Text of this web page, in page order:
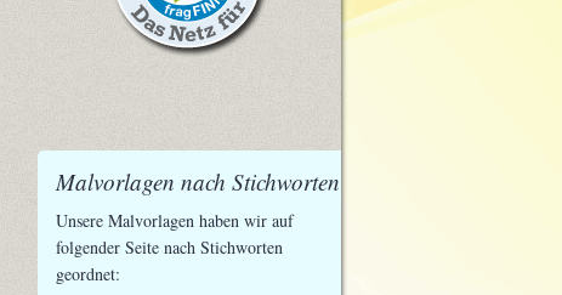
Malvorlagen nach Stichworten
Unsere Malvorlagen haben wir auf
folgender Seite nach Stichworten
geordnet: